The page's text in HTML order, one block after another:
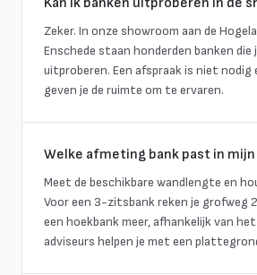
Zeker. In onze showroom aan de
Enschede staan honderden banken
uitproberen. Een afspraak is niet nodig
geven je de ruimte om te ervaren.
Welke afmeting bank past in
Meet de beschikbare wandlengte en
Voor een 3-zitsbank reken je grofweg
een hoekbank meer, afhankelijk van het
adviseurs helpen je met een